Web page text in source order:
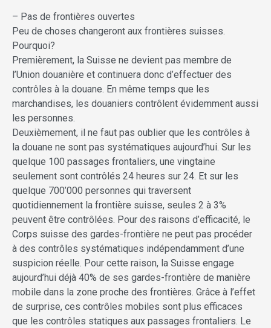
– Pas de frontières ouvertes
Peu de choses changeront aux frontières suisses.
Pourquoi?
Premièrement, la Suisse ne devient pas membre de
l’Union douanière et continuera donc d’effectuer des
contrôles à la douane. En même temps que les
marchandises, les douaniers contrôlent évidemment aussi
les personnes.
Deuxièmement, il ne faut pas oublier que les contrôles à
la douane ne sont pas systématiques aujourd’hui. Sur les
quelque 100 passages frontaliers, une vingtaine
seulement sont contrôlés 24 heures sur 24. Et sur les
quelque 700’000 personnes qui traversent
quotidiennement la frontière suisse, seules 2 à 3%
peuvent être contrôlées. Pour des raisons d’efficacité, le
Corps suisse des gardes-frontière ne peut pas procéder
à des contrôles systématiques indépendamment d’une
suspicion réelle. Pour cette raison, la Suisse engage
aujourd’hui déjà 40% de ses gardes-frontière de manière
mobile dans la zone proche des frontières. Grâce à l’effet
de surprise, ces contrôles mobiles sont plus efficaces
que les contrôles statiques aux passages frontaliers. Le